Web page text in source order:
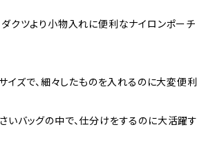
ダクツより小物入れに便利なナイロンポーチ
イズで、細々したものを入れるのに大変便利
いバッグの中で、仕分けをするのに大活躍す